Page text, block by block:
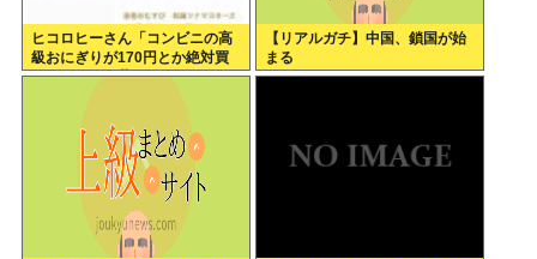
ヒコロヒーさん「コンビニの高
級おにぎりが170円とか絶対買
わない」とか薄すぎるトークを
【リアルガチ】中国、鎖国が始
まる